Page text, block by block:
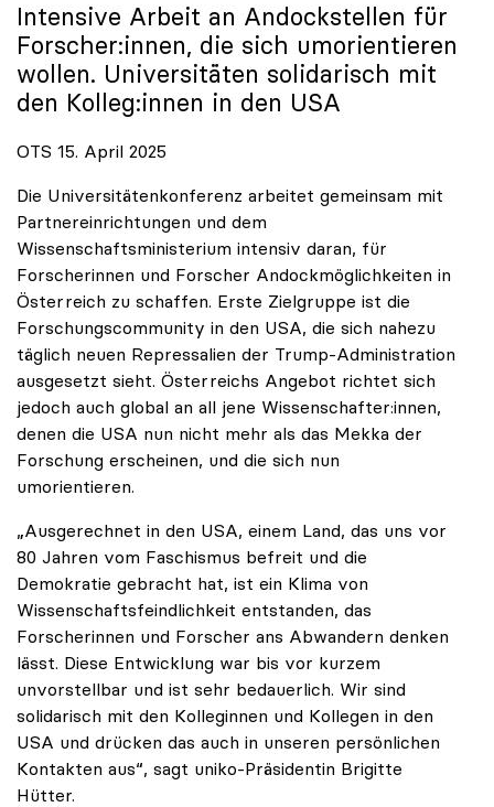
Intensive Arbeit an Andockstellen für
Forscher:innen, die sich umorientieren
wollen. Universitäten solidarisch mit
den Kolleg:innen in den USA
OTS 15. April 2025
Die Universitätenkonferenz arbeitet gemeinsam mit
Partnereinrichtungen und dem
Wissenschaftsministerium intensiv daran, für
Forscherinnen und Forscher Andockmöglichkeiten in
Österreich zu schaffen. Erste Zielgruppe ist die
Forschungscommunity in den USA, die sich nahezu
täglich neuen Repressalien der Trump-Administration
ausgesetzt sieht. Österreichs Angebot richtet sich
jedoch auch global an all jene Wissenschafter:innen,
denen die USA nun nicht mehr als das Mekka der
Forschung erscheinen, und die sich nun
umorientieren.
„Ausgerechnet in den USA, einem Land, das uns vor
80 Jahren vom Faschismus befreit und die
Demokratie gebracht hat, ist ein Klima von
Wissenschaftsfeindlichkeit entstanden, das
Forscherinnen und Forscher ans Abwandern denken
lässt. Diese Entwicklung war bis vor kurzem
unvorstellbar und ist sehr bedauerlich. Wir sind
solidarisch mit den Kolleginnen und Kollegen in den
USA und drücken das auch in unseren persönlichen
Kontakten aus“, sagt uniko-Präsidentin Brigitte
Hütter.